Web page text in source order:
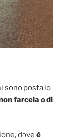
sono posta io
farcela o di
dove è